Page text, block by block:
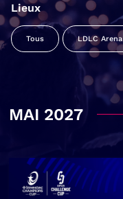
Lieux
Tous LDLC Arena
MAI 2027